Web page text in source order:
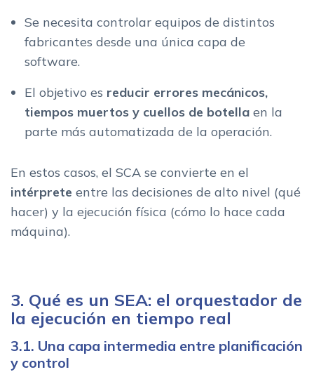
Se necesita controlar equipos de distintos
fabricantes desde una única capa de
software.
El objetivo es reducir errores mecánicos,
tiempos muertos y cuellos de botella en la
parte más automatizada de la operación.
En estos casos, el SCA se convierte en el
intérprete entre las decisiones de alto nivel (qué
hacer) y la ejecución física (cómo lo hace cada
máquina).
3. Qué es un SEA: el orquestador de
la ejecución en tiempo real
3.1. Una capa intermedia entre planificación
y control